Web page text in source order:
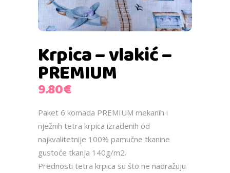
Krpica – vlakić –
PREMIUM
9.80€
Paket 6 komada PREMIUM mekanih i
nježnih tetra krpica izrađenih od
najkvalitetnije 100% pamučne tkanine
gustoće tkanja 140g/m2.
Prednosti tetra krpica su što ne nadražuju